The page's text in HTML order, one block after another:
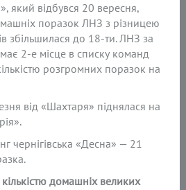
який відбувся 20 вересня,
поразок ЛНЗ з різницею
збільшилася до 18-ти. ЛНЗ за
2-е місце в списку команд
розгромних поразок на
від «Шахтаря» піднялася на
чернігівська «Десна» — 21
домашніх великих